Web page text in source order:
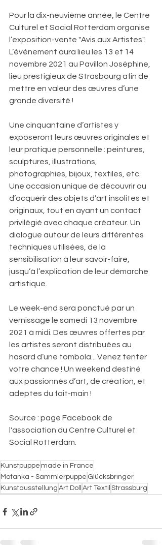
Pour la dix-neuvième année, le Centre
Culturel et Social Rotterdam organise
l’exposition-vente "Avis aux Artistes".
L’événement aura lieu les 13 et 14
novembre 2021 au Pavillon Joséphine,
lieu prestigieux de Strasbourg afin de
mettre en valeur des œuvres d’une
grande diversité !
Une cinquantaine d’artistes y
exposeront leurs œuvres originales et
leur pratique personnelle : peintures,
sculptures, illustrations,
photographies, bijoux, textiles, etc.
Une occasion unique de découvrir ou
d’acquérir des objets d’art insolites et
originaux, tout en ayant un contact
privilégié avec chaque créateur. Un
dialogue autour de leurs différentes
techniques utilisées, de la
sensibilisation à leur savoir-faire,
jusqu’à l’explication de leur démarche
artistique.
Le week-end sera ponctué par un
vernissage le samedi 13 novembre
2021 à midi. Des œuvres offertes par
les artistes seront distribuées au
hasard d’une tombola... Venez tenter
votre chance ! Un weekend destiné
aux passionnés d’art, de création, et
adeptes du fait-main !
Source : page Facebook de
l'association du Centre Culturel et
Social Rotterdam.
Kunstpuppe made in France
Motanka - Sammlerpuppe Glücksbringer
Kunstausstellung Art Doll Art Textil Strassburg